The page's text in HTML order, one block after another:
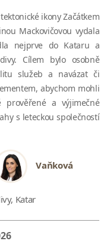
ikony Začátkem
Mackovičovou vydala
nejprve do Kataru a
Cílem bylo osobně
služeb a navázat či
abychom mohli
prověřené a výjimečné
s leteckou společností
Vaňková
Katar